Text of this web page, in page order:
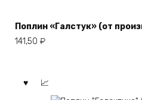
Поплин «Галстук» (от
141,50 ₽